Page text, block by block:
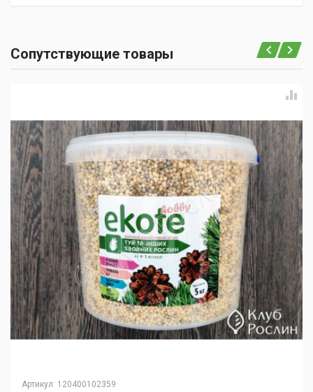
Сопутствующие товары
Артикул: 120400102359